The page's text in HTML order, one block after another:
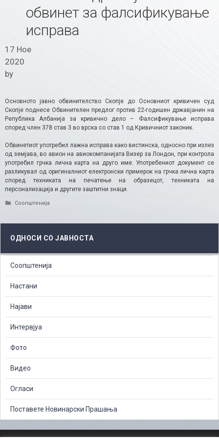
обвинет за фалсификување
исправа
17 Ное
2020
by
Основното јавно обвинителство Скопје до Основниот кривичен суд
Скопје поднесе Обвинителен предлог против 22-годишен државјанин на
Република Албанија за кривично дело – Фалсификување исправа
според член 378 став 3 во врска со став 1 од Кривичниот законик.
Обвинетиот употребил лажна исправа како вистинска, односно при излез
од земјава, во авион на авиокомпанијата Визер за Лондон, при контрола
употребил грчка лична карта на друго име. Употребениот документ се
разликувал од оригиналниот електронски примерок на грчка лична карта
според техниката на печатење на образецот, техниката на
персонализација и другите заштитни знаци.
Categories
Соопштенија
ОДНОСИ СО ЈАВНОСТА
Соопштенија
Настани
Најави
Интервјуа
Фото
Видео
Огласи
Поставете Новинарски Прашања